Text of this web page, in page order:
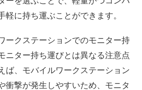
軽に持ち運ぶことができます。
ークステーションでのモニター持
ニター持ち運びとは異なる注意点
ば、モバイルワークステーション
衝撃が発生しやすいため、モニタ